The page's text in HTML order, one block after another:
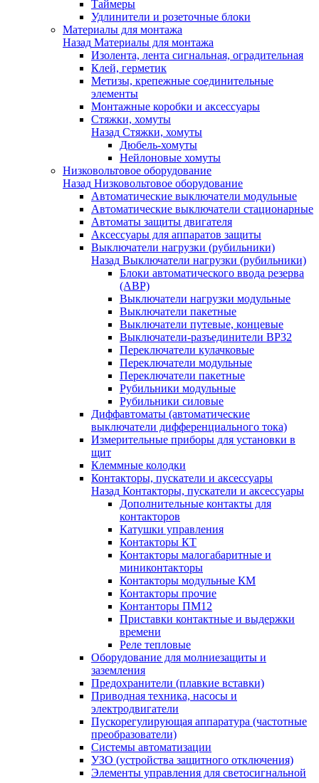
Таймеры
Удлинители и розеточные блоки
Материалы для монтажа
Назад Материалы для монтажа
Изолента, лента сигнальная, оградительная
Клей, герметик
Метизы, крепежные соединительные
элементы
Монтажные коробки и аксессуары
Стяжки, хомуты
Назад Стяжки, хомуты
Дюбель-хомуты
Нейлоновые хомуты
Низковольтовое оборудование
Назад Низковольтовое оборудование
Автоматические выключатели модульные
Автоматические выключатели стационарные
Автоматы защиты двигателя
Аксессуары для аппаратов защиты
Выключатели нагрузки (рубильники)
Назад Выключатели нагрузки (рубильники)
Блоки автоматического ввода резерва
(АВР)
Выключатели нагрузки модульные
Выключатели пакетные
Выключатели путевые, концевые
Выключатели-разъединители ВР32
Переключатели кулачковые
Переключатели модульные
Переключатели пакетные
Рубильники модульные
Рубильники силовые
Диффавтоматы (автоматические
выключатели дифференциального тока)
Измерительные приборы для установки в
щит
Клеммные колодки
Контакторы, пускатели и аксессуары
Назад Контакторы, пускатели и аксессуары
Дополнительные контакты для
контакторов
Катушки управления
Контакторы КТ
Контакторы малогабаритные и
миниконтакторы
Контакторы модульные КМ
Контакторы прочие
Контанторы ПМ12
Приставки контактные и выдержки
времени
Реле тепловые
Оборудование для молниезащиты и
заземления
Предохранители (плавкие вставки)
Приводная техника, насосы и
электродвигатели
Пускорегулирующая аппаратура (частотные
преобразователи)
Системы автоматизации
УЗО (устройства защитного отключения)
Элементы управления для светосигнальной